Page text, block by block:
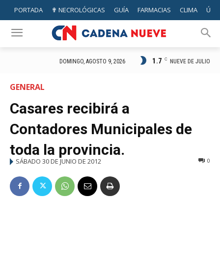
PORTADA ✟ NECROLÓGICAS GUÍA FARMACIAS CLIMA
DOMINGO, AGOSTO 9, 2026 1.7 C NUEVE DE JULIO
GENERAL
Casares recibirá a
Contadores Municipales de
toda la provincia.
SÁBADO 30 DE JUNIO DE 2012 0